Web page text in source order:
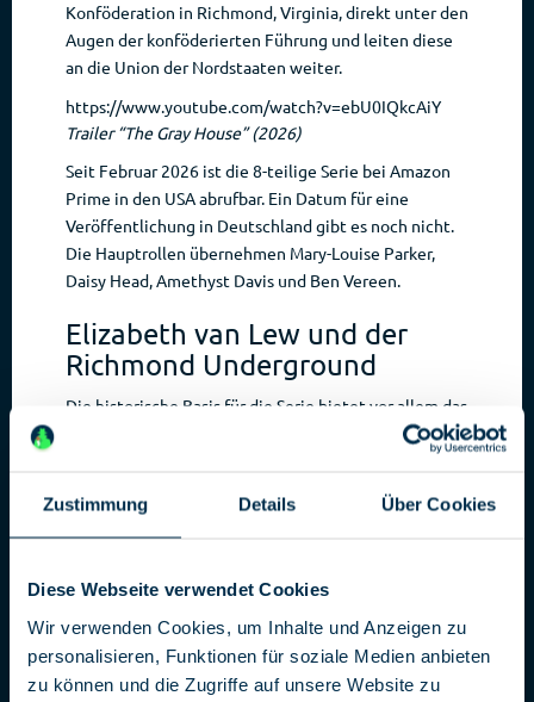
Zustimmung Details Über Cookies
Diese Webseite verwendet Cookies
Wir verwenden Cookies, um Inhalte und Anzeigen zu
personalisieren, Funktionen für soziale Medien anbieten
zu können und die Zugriffe auf unsere Website zu
Konföderation in Richmond, Virginia, direkt unter den
Augen der konföderierten Führung und leiten diese
an die Union der Nordstaaten weiter.
https://www.youtube.com/watch?v=ebU0IQkcAiY
Trailer “The Gray House” (2026)
Seit Februar 2026 ist die 8-teilige Serie bei Amazon
Prime in den USA abrufbar. Ein Datum für eine
Veröffentlichung in Deutschland gibt es noch nicht.
Die Hauptrollen übernehmen Mary-Louise Parker,
Daisy Head, Amethyst Davis und Ben Vereen.
Elizabeth van Lew und der
Richmond Underground
Die historische Basis für die Serie bietet vor allem das
Leben der Elizabeth van Lew (1818– 1900). Sie war
leitete tatsächlich ein ausgeklügeltes
Spionagenetzwerk in Richmond, der Hauptstadt der
Richmond Undergroundbezeichnet.
Elisabeth van Lew nutzte dabei ihre privilegierte
Stellung in der Richmonder Gesellschaft und band
zahlreiche Bürger der Stadt in die